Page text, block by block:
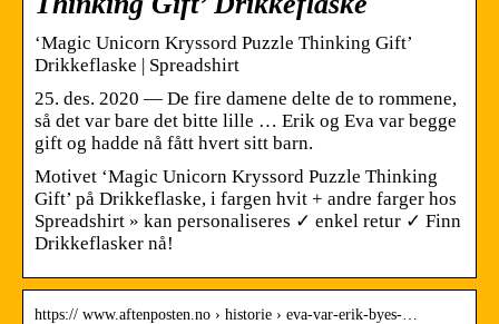
‘Magic Unicorn Kryssord Puzzle Thinking Gift’
Drikkeflaske | Spreadshirt
25. des. 2020 — De fire damene delte de to rommene,
så det var bare det bitte lille … Erik og Eva var begge
gift og hadde nå fått hvert sitt barn.
Motivet ‘Magic Unicorn Kryssord Puzzle Thinking
Gift’ på Drikkeflaske, i fargen hvit + andre farger hos
Spreadshirt » kan personaliseres ✓ enkel retur ✓ Finn
Drikkeflasker nå!
https:// www.aftenposten.no › historie › eva-var-erik-byes-…